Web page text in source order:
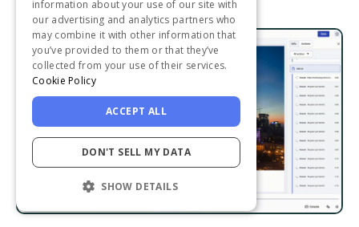
information about your use of our site with
our advertising and analytics partners who
may combine it with other information that
you’ve provided to them or that they’ve
collected from your use of their services.
Cookie Policy
ACCEPT ALL
DON'T SELL MY DATA
SHOW DETAILS